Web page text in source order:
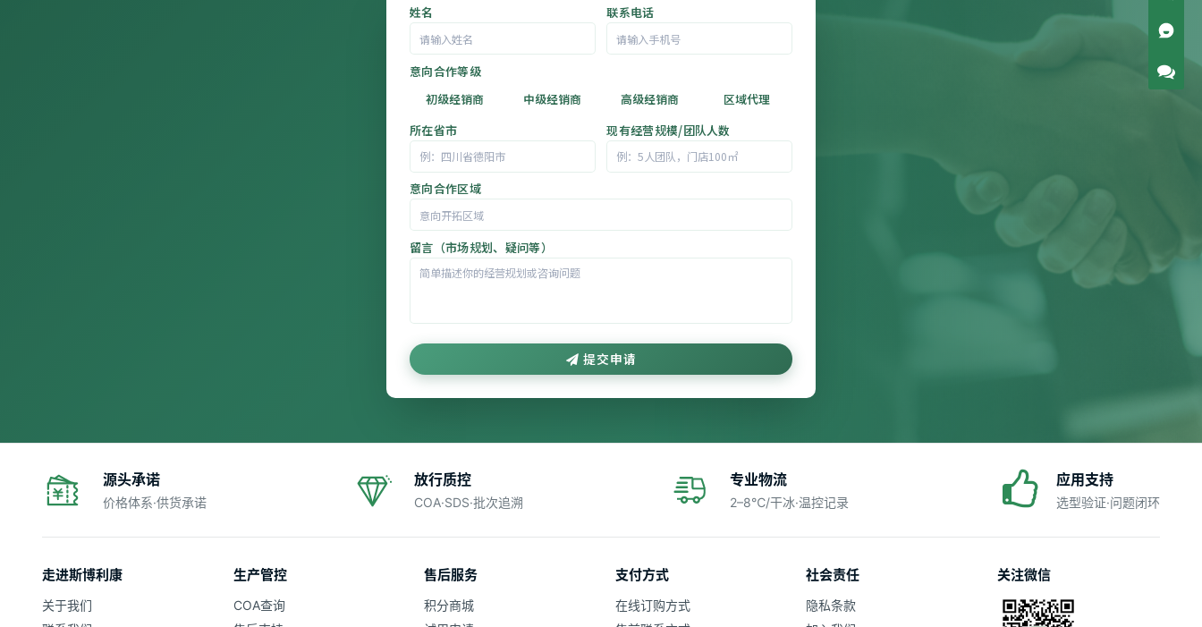
姓名 联系电话
意向合作等级
初级经销商
中级经销商 高级经销商
区域代理
所在省市
现有经营规模/团队人数
意向合作区域
留言（市场规划、疑问等）
提交申请
源头承诺
价格体系·供货承诺
放行质控
COA·SDS·批次追溯
专业物流
2–8℃/干冰·温控记录
应用支持
选型验证·问题闭环
走进斯博利康
关于我们
生产管控
COA查询
售后服务
积分商城
支付方式
在线订购方式
社会责任
隐私条款
关注微信